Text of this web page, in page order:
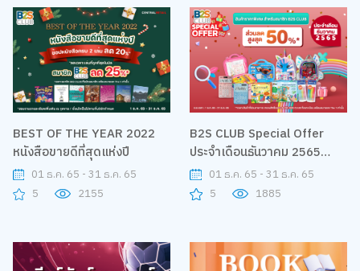
BEST OF THE YEAR 2022
หนังสือขายดีที่สุดแห่งปี
01 ธ.ค. 65 - 31 ธ.ค. 65
5
2155
B2S CLUB Special Offer
ประจำเดือนธันวาคม 2565
ส่วนลดสูงสุด 50%
01 ธ.ค. 65 - 31 ธ.ค. 65
5
1885